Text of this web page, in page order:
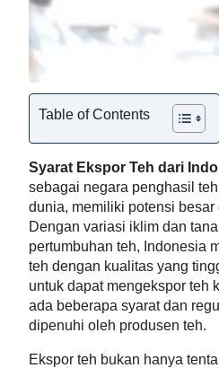
Table of Contents
Syarat Ekspor Teh dari
sebagai negara penghasil
dunia, memiliki potensi besar
Dengan variasi iklim dan
pertumbuhan teh, Indonesia
teh dengan kualitas yang
untuk dapat mengekspor teh
ada beberapa syarat dan
dipenuhi oleh produsen teh.
Ekspor teh bukan hanya